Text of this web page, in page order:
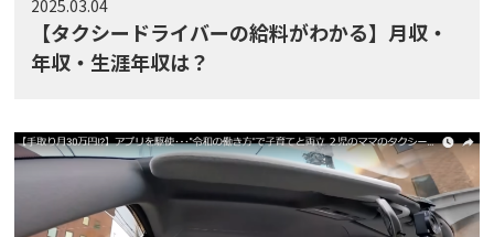
2025.03.04
【タクシードライバーの給料がわかる】月収・
年収・生涯年収は？